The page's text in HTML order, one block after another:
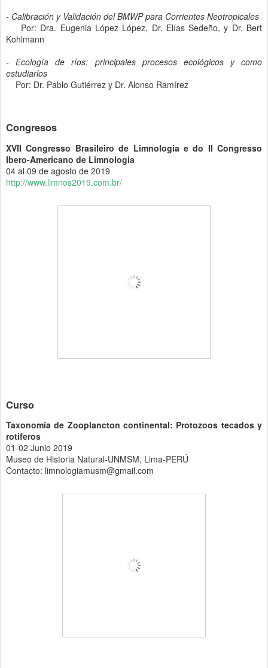
- Calibración y Validación del BMWP para Corrientes Neotropicales
Por: Dra. Eugenia López López, Dr. Elías Sedeño, y Dr. Bert
Kohlmann
- Ecología de ríos: principales procesos ecológicos y como
estudiarlos
Por: Dr. Pablo Gutiérrez y Dr. Alonso Ramírez
Congresos
XVII Congresso Brasileiro de Limnologia e do II Congresso
Ibero-Americano de Limnologia
04 al 09 de agosto de 2019
http://www.limnos2019.com.br/
Curso
Taxonomía de Zooplancton continental: Protozoos tecados y
rotiferos
01-02 Junio 2019
Museo de Historia Natural-UNMSM, Lima-PERÚ
Contacto: limnologiamusm@gmail.com